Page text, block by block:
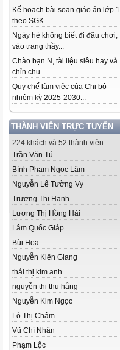
Kế hoạch bài soạn giáo án lớp 1
theo SGK...
Ngày hè không biết đi đâu chơi,
vào trang thầy...
Chào bạn N, tài liệu siêu hay và
chỉn chu...
Quy chế làm việc của Chi bộ
nhiệm kỳ 2025-2030...
THÀNH VIÊN TRỰC TUYẾN
224 khách và 52 thành viên
Trần Văn Tú
Bình Phạm Ngọc Lâm
Nguyễn Lê Tường Vy
Trương Thị Hạnh
Lương Thị Hồng Hải
Lâm Quốc Giáp
Bùi Hoa
Nguyễn Kiên Giang
thái thị kim anh
nguyễn thị thu hằng
Nguyễn Kim Ngọc
Lò Thị Châm
Vũ Chí Nhân
Phạm Lộc